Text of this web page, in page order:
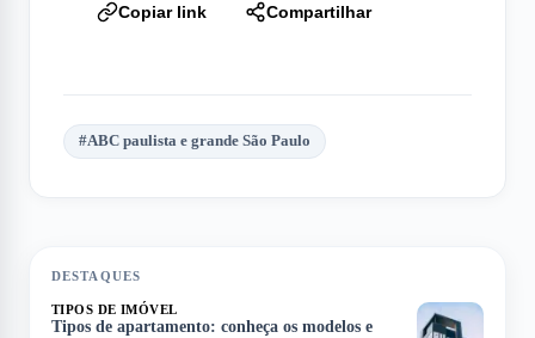
Copiar link Compartilhar
#ABC paulista e grande São Paulo
DESTAQUES
TIPOS DE IMÓVEL
Tipos de apartamento: conheça os modelos e